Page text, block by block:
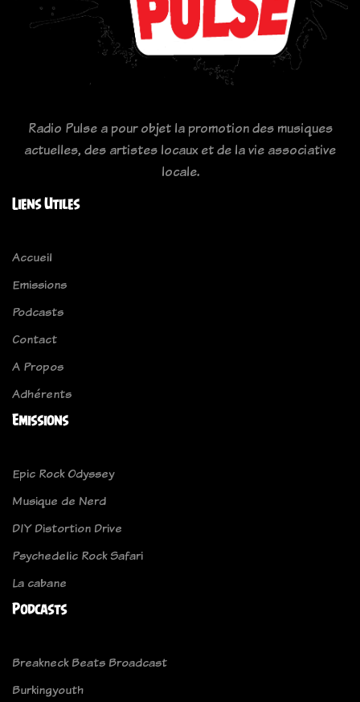
Radio Pulse a pour objet la promotion des musiques
actuelles, des artistes locaux et de la vie associative
locale.
Liens Utiles
Accueil
Emissions
Podcasts
Contact
A Propos
Adhérents
Emissions
Epic Rock Odyssey
Musique de Nerd
DIY Distortion Drive
Psychedelic Rock Safari
La cabane
Podcasts
Breakneck Beats Broadcast
Burkingyouth